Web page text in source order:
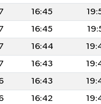
16:45
16:45
16:44
16:43
16:43
16:42